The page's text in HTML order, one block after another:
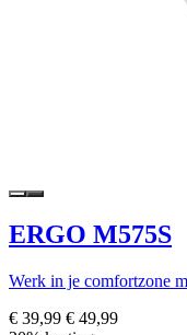
ERGO M575S
Werk in je comfortzone
€ 39,99 € 49,99